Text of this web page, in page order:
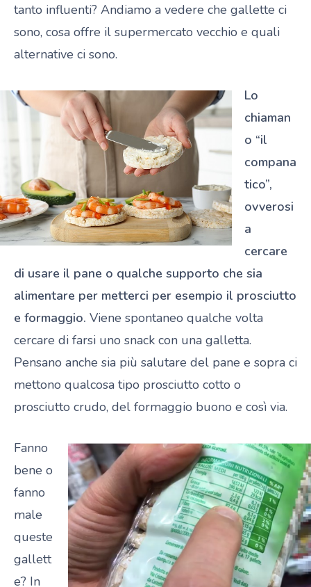
tanto influenti? Andiamo a vedere che gallette ci
sono, cosa offre il supermercato vecchio e quali
alternative ci sono.
Lo
chiaman
o “il
compana
tico”,
ovverosi
a
cercare
di usare il pane o qualche supporto che sia
alimentare per metterci per esempio il prosciutto
e formaggio. Viene spontaneo qualche volta
cercare di farsi uno snack con una galletta.
Pensano anche sia più salutare del pane e sopra ci
mettono qualcosa tipo prosciutto cotto o
prosciutto crudo, del formaggio buono e così via.
Fanno
bene o
fanno
male
queste
gallett
e? In